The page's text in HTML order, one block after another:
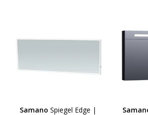
Samano Spiegel Edge |